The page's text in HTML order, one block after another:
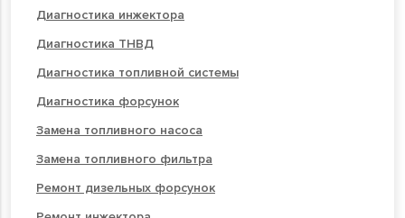
Диагностика инжектора
Диагностика ТНВД
Диагностика топливной системы
Диагностика форсунок
Замена топливного насоса
Замена топливного фильтра
Ремонт дизельных форсунок